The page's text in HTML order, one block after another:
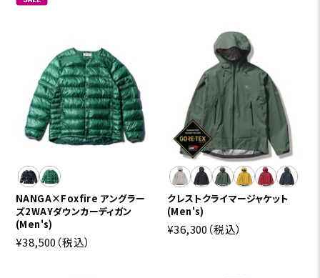
NANGA×Foxfire アングラー
ズ2WAYダウンカーディガン
(Men's)
¥38,500 （税込）
クレストクライマージャケット
(Men's)
¥36,300 （税込）